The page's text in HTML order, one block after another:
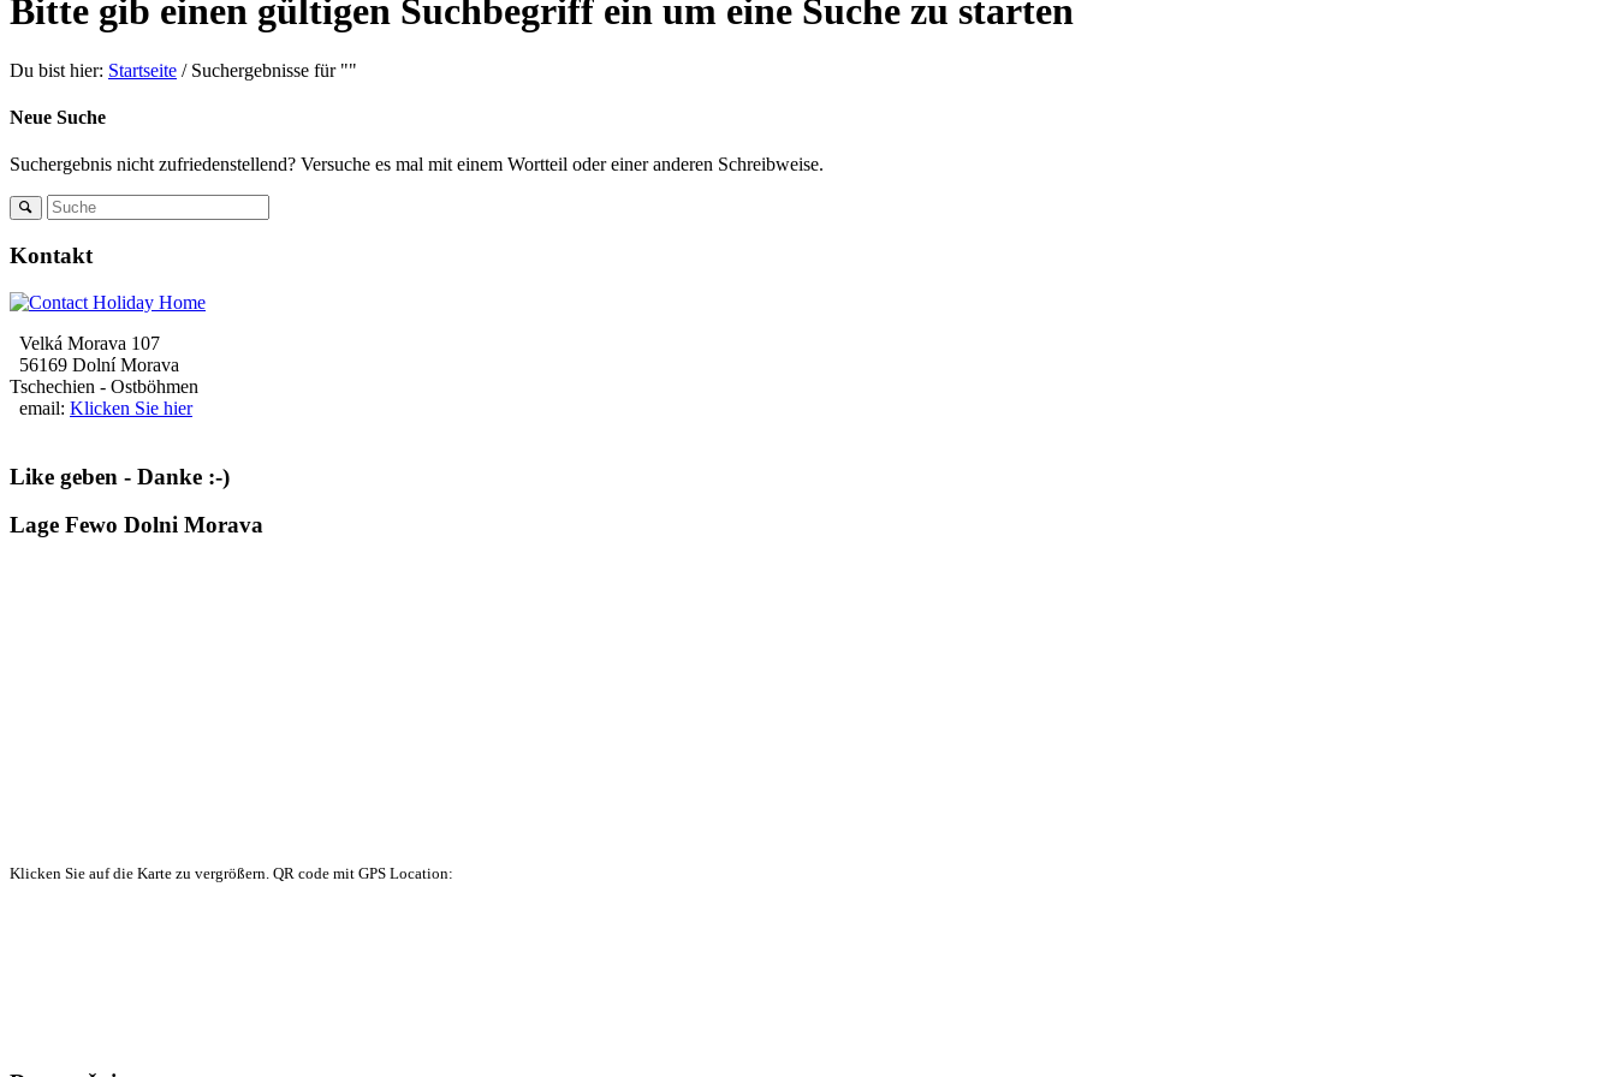
Bitte gib einen gültigen Suchbegriff ein um eine Suche zu starten
Du bist hier: Startseite / Suchergebnisse für ""
Neue Suche
Suchergebnis nicht zufriedenstellend? Versuche es mal mit einem Wortteil oder einer anderen Schreibweise.
Kontakt
Velká Morava 107
56169 Dolní Morava
Tschechien - Ostböhmen
email: Klicken Sie hier
Like geben - Danke :-)
Lage Fewo Dolni Morava
Klicken Sie auf die Karte zu vergrößern. QR code mit GPS Location: